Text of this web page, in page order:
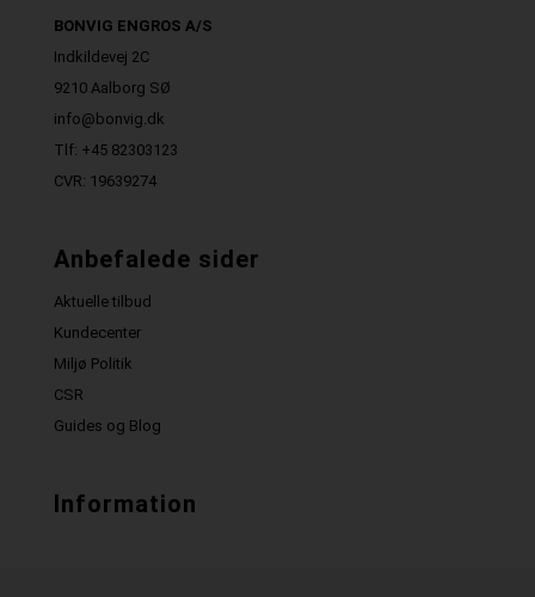
BONVIG ENGROS A/S
Indkildevej 2C
9210 Aalborg SØ
info@bonvig.dk
Tlf: +45 82303123
CVR: 19639274
Anbefalede sider
Aktuelle tilbud
Kundecenter
Miljø Politik
CSR
Guides og Blog
Information